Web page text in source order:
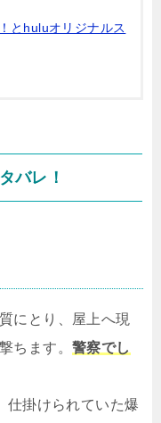
とhuluオリジナルス
バレ！
にとり、屋上へ現
ちます。 警察でし
仕掛けられていた爆